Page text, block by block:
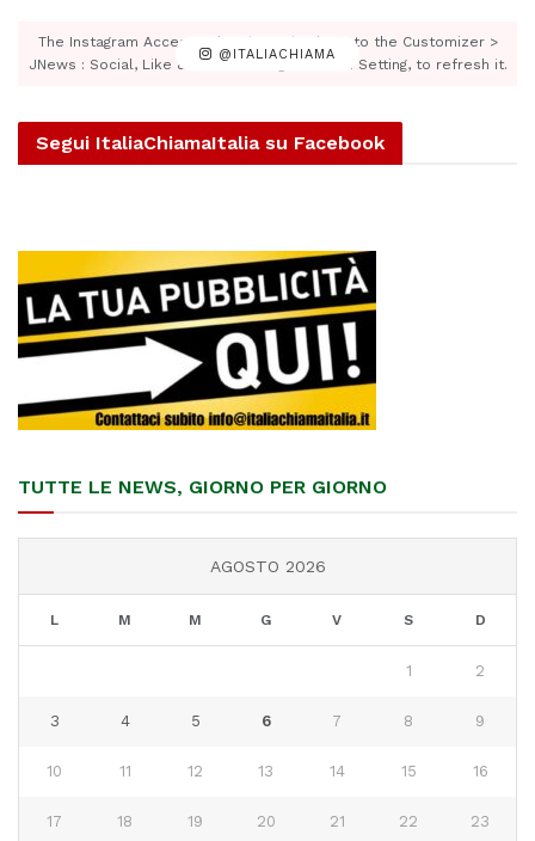
@ITALIACHIAMA
The Instagram Access Token is expired, Go to the Customizer >
JNews : Social, Like & View > Instagram Feed Setting, to refresh it.
Segui ItaliaChiamaItalia su Facebook
TUTTE LE NEWS, GIORNO PER GIORNO
AGOSTO 2026
L M M G V S D
1 2
3 4 5 6 7 8 9
10 11 12 13 14 15 16
17 18 19 20 21 22 23